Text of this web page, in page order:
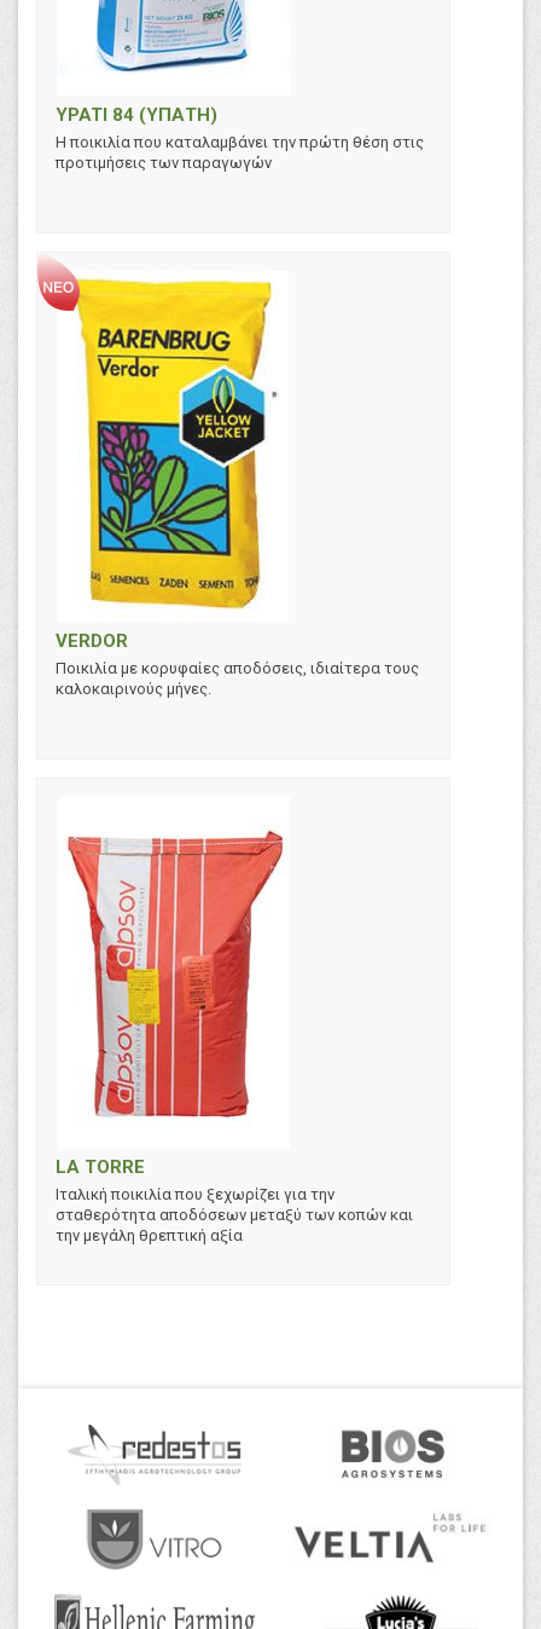
YPATI 84 (ΥΠΑΤΗ)
Η ποικιλία που καταλαμβάνει την πρώτη θέση στις
προτιμήσεις των παραγωγών
VERDOR
Ποικιλία με κορυφαίες αποδόσεις, ιδιαίτερα τους
καλοκαιρινούς μήνες.
LA TORRE
Ιταλική ποικιλία που ξεχωρίζει για την
σταθερότητα αποδόσεων μεταξύ των κοπών και
την μεγάλη θρεπτική αξία